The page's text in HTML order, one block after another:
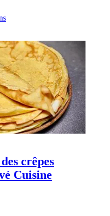
crêpes
Cuisine